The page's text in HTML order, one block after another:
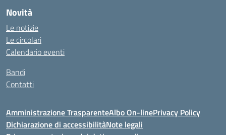
Novità
Le notizie
Le circolari
Calendario eventi
Bandi
Contatti
Amministrazione TrasparenteAlbo On-linePrivacy Policy
Dichiarazione di accessibilitàNote legali